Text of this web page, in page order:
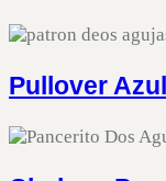
Pullover